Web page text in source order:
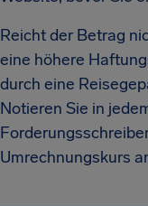
Reicht der Betrag
eine höhere
durch eine
Notieren Sie in
Umrechnungs­kurs